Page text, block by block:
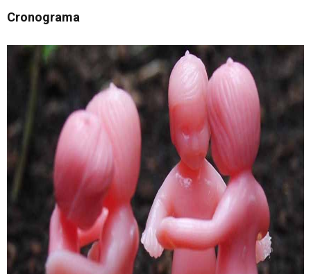
Cronograma